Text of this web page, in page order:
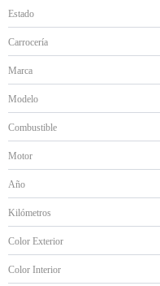
Estado
Carrocería
Marca
Modelo
Combustible
Motor
Año
Kilómetros
Color Exterior
Color Interior